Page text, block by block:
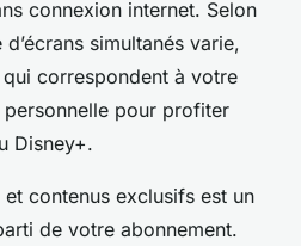
connexion internet. Selon
simultanés varie,
correspondent à votre
pour profiter
Disney+.
contenus exclusifs est un
de votre abonnement.